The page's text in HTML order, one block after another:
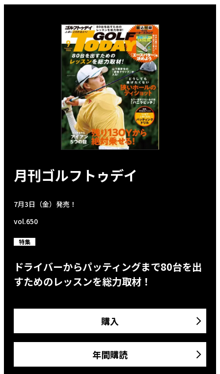
月刊ゴルフトゥデイ
7月3日（金）発売！
vol.650
特集
ドライバーからパッティングまで80台を出
すためのレッスンを総力取材！
購入
年間購読